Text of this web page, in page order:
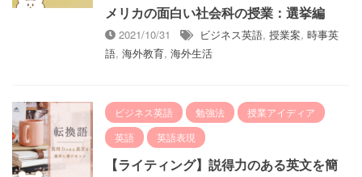
メリカの面白い社会科の授業：選挙編
2021/10/31 ビジネス英語, 授業案, 時事英
語, 海外教育, 海外生活
ビジネス英語 勉強法
授業アイディア
英語
英語表現
【ライティング】説得力のある英文を簡